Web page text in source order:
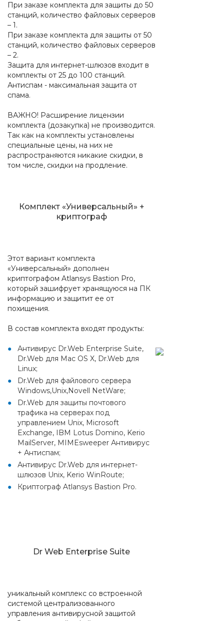
При заказе комплекта для защиты до 50
станций, количество файловых серверов
– 1.
При заказе комплекта для защиты от 50
станций, количество файловых серверов
– 2.
Защита для интернет-шлюзов входит в
комплекты от 25 до 100 станций.
Антиспам - максимальная защита от
спама.
ВАЖНО! Расширение лицензии
комплекта (дозакупка) не производится.
Так как на комплекты установлены
специальные цены, на них не
распространяются никакие скидки, в
том числе, скидки на продление.
Комплект «Универсальный» +
криптограф
Этот вариант комплекта
«Универсальный» дополнен
криптографом Atlansys Bastion Pro,
который зашифрует хранящуюся на ПК
информацию и защитит ее от
похищения.
В состав комплекта входят продукты:
Антивирус Dr.Web Enterprise Suite,
Dr.Web для Mac OS X, Dr.Web для
Linux;
Dr.Web для файлового сервера
Windows,Unix,Novell NetWare;
Dr.Web для защиты почтового
трафика на серверах под
управлением Unix, Microsoft
Exchange, IBM Lotus Domino, Kerio
MailServer, MIMEsweeper Антивирус
+ Антиспам;
Антивирус Dr.Web для интернет-
шлюзов Unix, Kerio WinRoute;
Криптограф Atlansys Bastion Pro.
Dr Web Enterprise Suite
уникальный комплекс со встроенной
системой централизованного
управления антивирусной защитой